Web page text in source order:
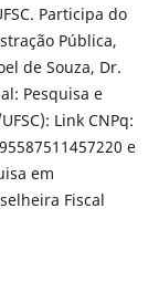
Participa do
Pública,
de Souza, Dr.
Pesquisa e
Link CNPq:
e
em
Fiscal